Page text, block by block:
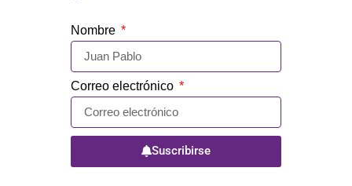
Nombre
Correo electrónico
Suscribirse